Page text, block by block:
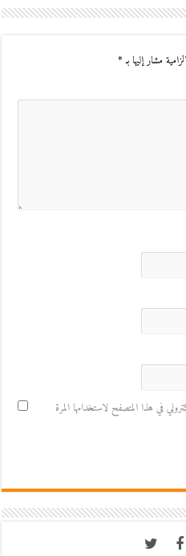
مشار إليها بـ*
في هذا المتصفح لاستخدامها المرة